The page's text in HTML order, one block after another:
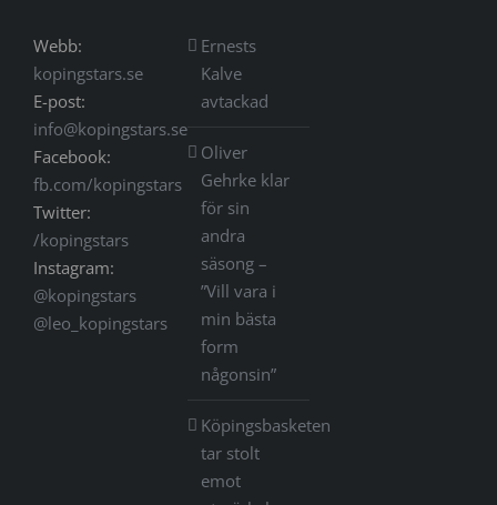
Webb:
kopingstars.se
E-post:
info@kopingstars.se
Facebook:
fb.com/kopingstars
Twitter:
/kopingstars
Instagram:
@kopingstars
@leo_kopingstars
Ernests
Kalve
avtackad
Oliver
Gehrke klar
för sin
andra
säsong –
”Vill vara i
min bästa
form
någonsin”
Köpingsbasketen
tar stolt
emot